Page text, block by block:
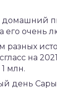
домашний
очень
разных
на
млн.
день Сары